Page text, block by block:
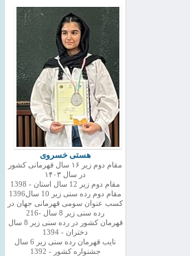
هستی خسروی
مقام دوم زیر ۱۶ سال قهرمانی کشور
در سال ۱۴۰۳
مقام دوم زیر 12 سال استان - 1398
مقام دوم رده سنی زیر 10 سال1396
کسب عنوان سومی قهرمانی جهان در
رده سنی زیر 8 سال -216
قهرمان کشور در رده سنی زیر 8 سال
دختران - 1394
نایب قهرمان رده سنی زیر 6 سال
جشنواره کشور - 1392